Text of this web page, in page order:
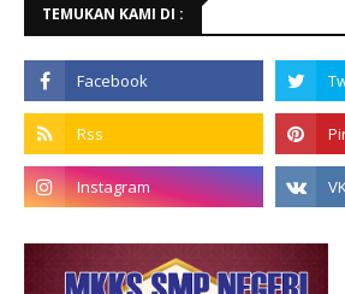
TEMUKAN KAMI DI :